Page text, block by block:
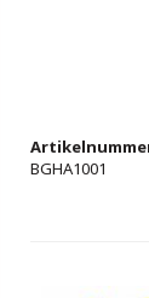
BGHA1001